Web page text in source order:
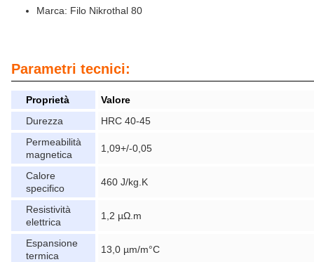
Marca: Filo Nikrothal 80
Parametri tecnici:
Proprietà
Valore
Durezza
HRC 40-45
Permeabilità
magnetica
1,09+/-0,05
Calore
specifico
460 J/kg.K
Resistività
elettrica
1,2 µΩ.m
Espansione
termica
13,0 µm/m°C